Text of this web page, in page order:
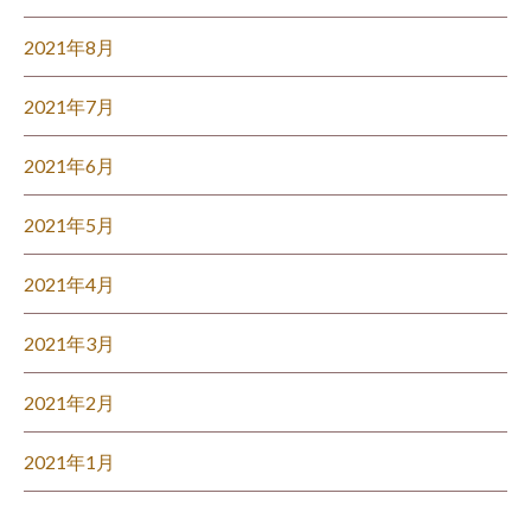
2021年8月
2021年7月
2021年6月
2021年5月
2021年4月
2021年3月
2021年2月
2021年1月